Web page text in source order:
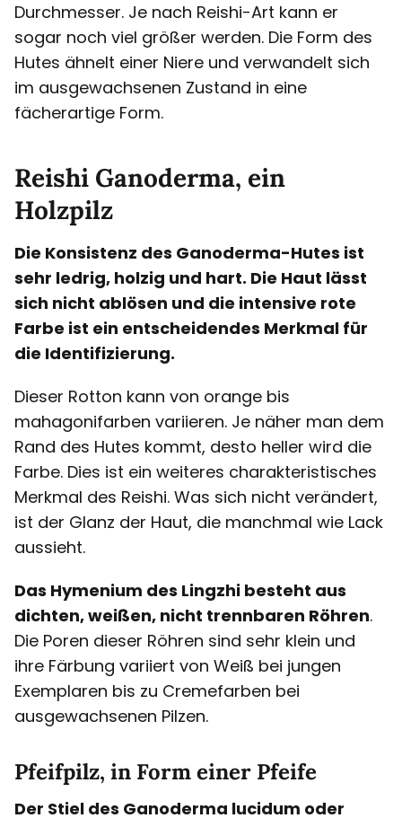
Durchmesser. Je nach Reishi-Art kann er
sogar noch viel größer werden. Die Form des
Hutes ähnelt einer Niere und verwandelt sich
im ausgewachsenen Zustand in eine
fächerartige Form.
Reishi Ganoderma, ein
Holzpilz
Die Konsistenz des Ganoderma-Hutes ist
sehr ledrig, holzig und hart. Die Haut lässt
sich nicht ablösen und die intensive rote
Farbe ist ein entscheidendes Merkmal für
die Identifizierung.
Dieser Rotton kann von orange bis
mahagonifarben variieren. Je näher man dem
Rand des Hutes kommt, desto heller wird die
Farbe. Dies ist ein weiteres charakteristisches
Merkmal des Reishi. Was sich nicht verändert,
ist der Glanz der Haut, die manchmal wie Lack
aussieht.
Das Hymenium des Lingzhi besteht aus
dichten, weißen, nicht trennbaren Röhren.
Die Poren dieser Röhren sind sehr klein und
ihre Färbung variiert von Weiß bei jungen
Exemplaren bis zu Cremefarben bei
ausgewachsenen Pilzen.
Pfeifpilz, in Form einer Pfeife
Der Stiel des Ganoderma lucidum oder